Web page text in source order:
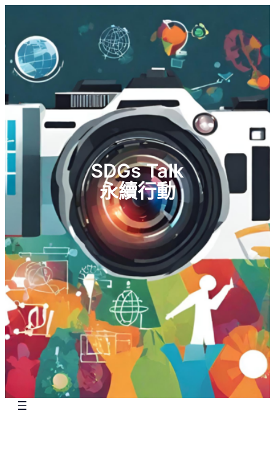
SDGs Talk
永續行動